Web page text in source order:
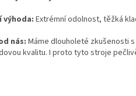
výhoda:Extrémní odolnost, těžká
nás: Máme dlouholeté zkušenosti
kvalitu. I proto tyto stroje